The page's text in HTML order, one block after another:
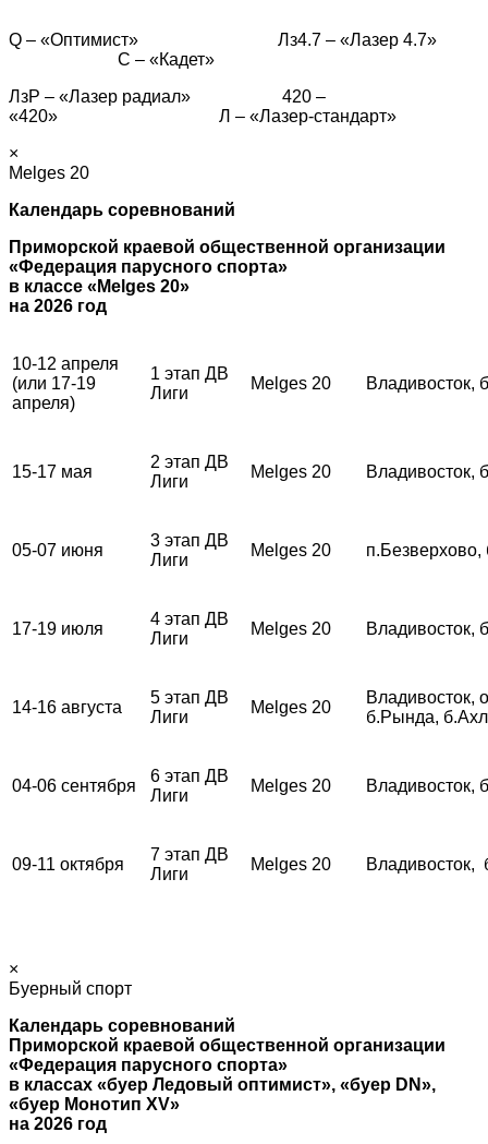
Q – «Оптимист» Лз4.7 – «Лазер 4.7»
С – «Кадет»
ЛзР – «Лазер радиал» 420 –
«420» Л – «Лазер-стандарт»
×
Melges 20
Календарь соревнований
Приморской краевой общественной организации
«Федерация парусного спорта»
в классе «Melges 20»
на 2026 год
10-12 апреля
(или 17-19
апреля)
1 этап ДВ
Лиги
Melges 20 Владивосток,
15-17 мая
2 этап ДВ
Лиги
Melges 20 Владивосток,
05-07 июня
3 этап ДВ
Лиги
Melges 20
17-19 июля
4 этап ДВ
Лиги
Melges 20 Владивосток,
14-16 августа
5 этап ДВ
Лиги
Melges 20
Владивосток,
б.Рында,
04-06 сентября
6 этап ДВ
Лиги
Melges 20 Владивосток,
09-11 октября
7 этап ДВ
Лиги
Melges 20 Владивосток,
×
Буерный спорт
Календарь соревнований
Приморской краевой общественной организации
«Федерация парусного спорта»
в классах «буер Ледовый оптимист», «буер DN»,
«буер Монотип XV»
на 2026 год